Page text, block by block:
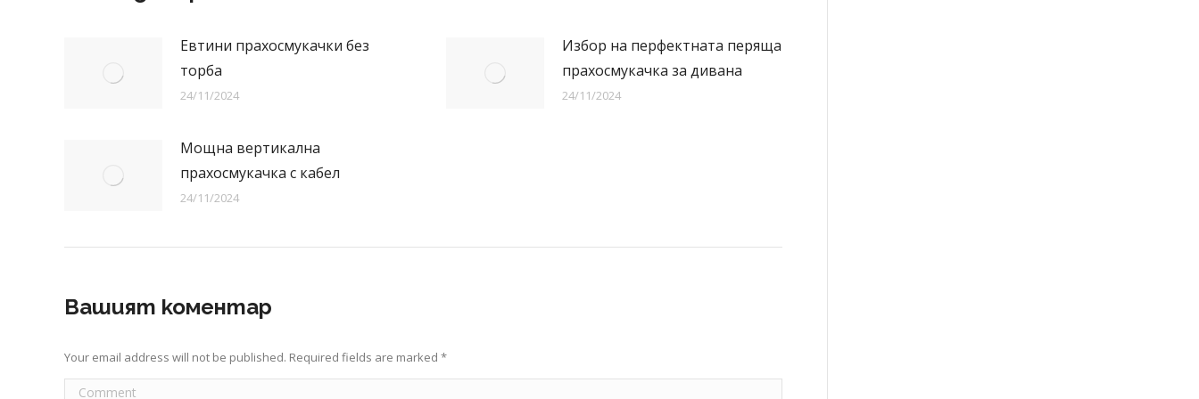
Евтини прахосмукачки без
торба
24/11/2024
Избор на перфектната перяща
прахосмукачка за дивана
24/11/2024
Мощна вертикална
прахосмукачка с кабел
24/11/2024
Вашият коментар
Your email address will not be published. Required fields are marked *
Comment